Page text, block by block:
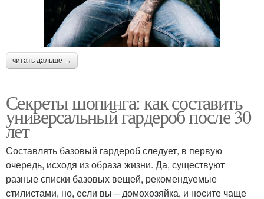
читать дальше →
Секреты шопинга: как составить
универсальный гардероб после 30
лет
Составлять базовый гардероб следует, в первую
очередь, исходя из образа жизни. Да, существуют
разные списки базовых вещей, рекомендуемые
стилистами, но, если вы – домохозяйка, и носите чаще